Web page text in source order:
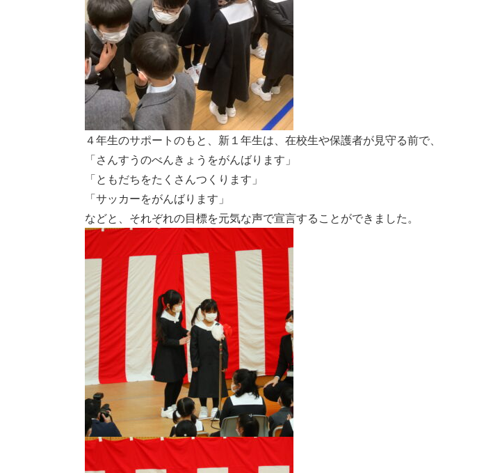
４年生のサポートのもと、新１年生は、在校生や保護者が見守る前で、
「さんすうのべんきょうをがんばります」
「ともだちをたくさんつくります」
「サッカーをがんばります」
などと、それぞれの目標を元気な声で宣言することができました。